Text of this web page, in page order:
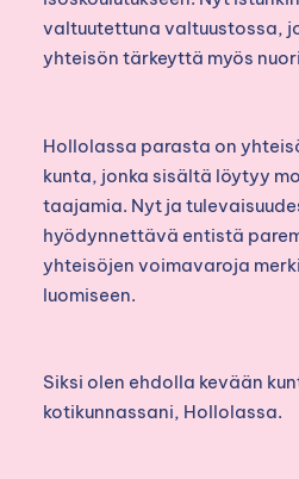
valtuutettuna valtuustossa,
yhteisön tärkeyttä myös
Hollolassa parasta on
kunta, jonka sisältä löytyy
taajamia. Nyt ja
hyödynnettävä entistä
yhteisöjen voimavaroja
luomiseen.
Siksi olen ehdolla kevään
kotikunnassani, Hollolassa.